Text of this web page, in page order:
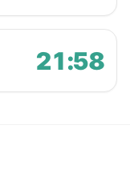
21:58